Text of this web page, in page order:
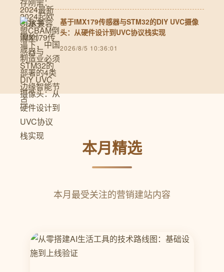
基于IMX179传感器与STM32的DIY UVC摄像
头：从硬件设计到UVC协议栈实现
2026/8/5 10:36:01
本月精选
本月最受关注的营销建站内容